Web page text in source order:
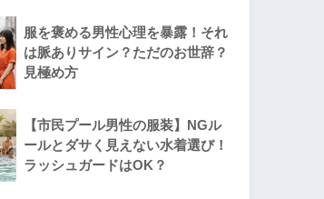
服を褒める男性心理を暴露！それ
は脈ありサイン？ただのお世辞？
見極め方
【市民プール男性の服装】NGル
ールとダサく見えない水着選び！
ラッシュガードはOK？